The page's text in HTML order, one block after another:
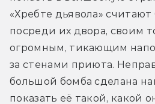
«Хребте дьявола»
посреди их двора, своим
огромным, тикающим
за стенами приюта.
большой бомба сделана
показать её такой, какой